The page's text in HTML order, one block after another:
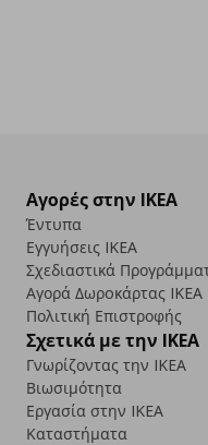
Αγορές στην IKEA
Έντυπα
Εγγυήσεις IKEA
Σχεδιαστικά
Αγορά Δωρoκάρτας IKEA
Πολιτική Επιστροφής
Σχετικά με την IKEA
Γνωρίζοντας την IKEA
Βιωσιμότητα
Εργασία στην IKEA
Καταστήματα